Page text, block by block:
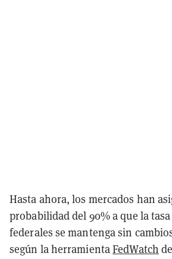
Hasta ahora, los mercados han
probabilidad del 90% a que la
federales se mantenga sin
según la herramientaFedWatch